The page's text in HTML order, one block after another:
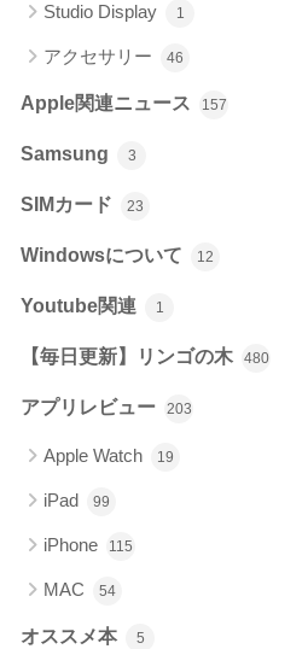
Studio Display 1
アクセサリー 46
Apple関連ニュース 157
Samsung 3
SIMカード 23
Windowsについて 12
Youtube関連 1
【毎日更新】リンゴの木 480
アプリレビュー 203
Apple Watch 19
iPad 99
iPhone 115
MAC 54
オススメ本 5